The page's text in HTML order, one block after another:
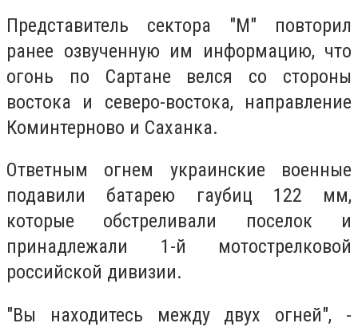
Представитель сектора "М" повторил
ранее озвученную им информацию, что
огонь по Сартане велся со стороны
востока и северо-востока, направление
Коминтерново и Саханка.
Ответным огнем украинские военные
подавили батарею гаубиц 122 мм,
которые обстреливали поселок и
принадлежали 1-й мотострелковой
российской дивизии.
"Вы находитесь между двух огней", -